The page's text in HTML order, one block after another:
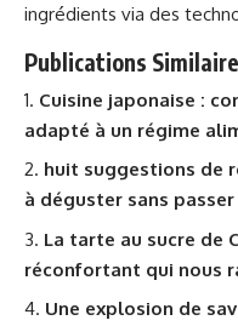
ingrédients via des
Publications
Cuisine japonaise :
adapté à un régime
huit suggestions de
à déguster sans
La tarte au sucre de
réconfortant qui nous
Une explosion de